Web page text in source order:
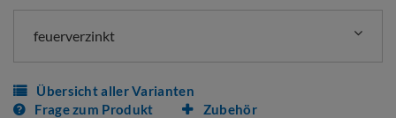
feuerverzinkt
Übersicht aller Varianten
Frage zum Produkt
Zubehör